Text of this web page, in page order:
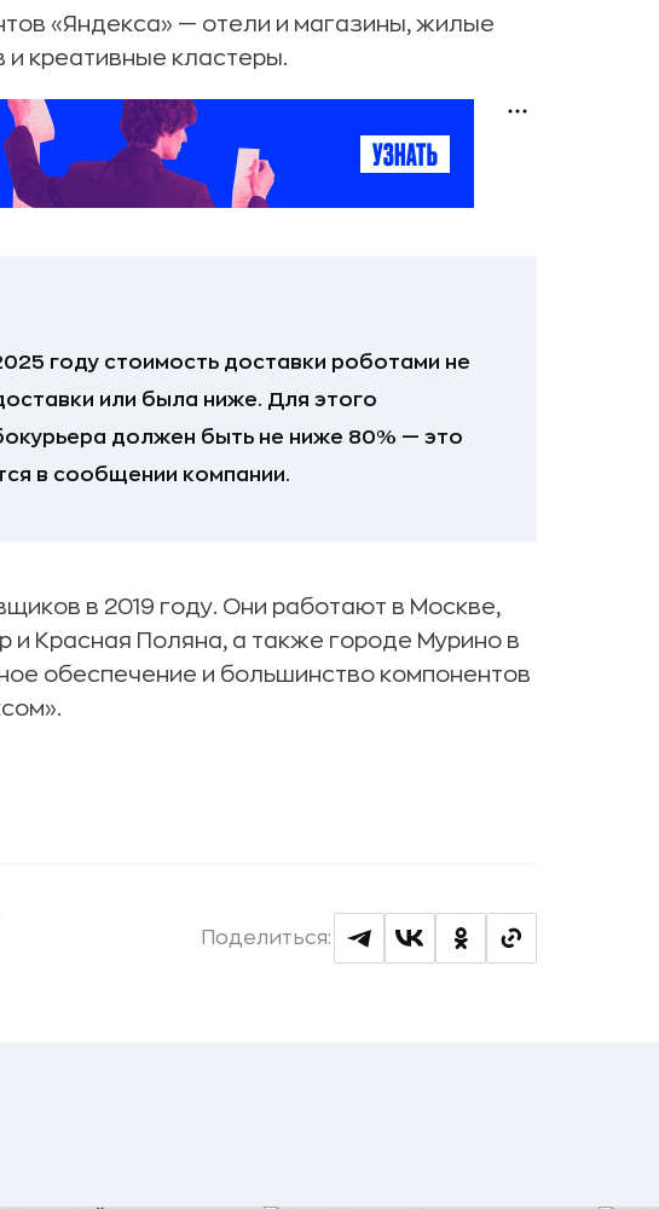
«Яндекса» — отели и магазины, жилые
и креативные кластеры.
году стоимость доставки роботами не
или была ниже. Для этого
должен быть не ниже 80% — это
в сообщении компании.
в 2019 году. Они работают в Москве,
и Красная Поляна, а также городе Мурино в
обеспечение и большинство компонентов
Поделиться: